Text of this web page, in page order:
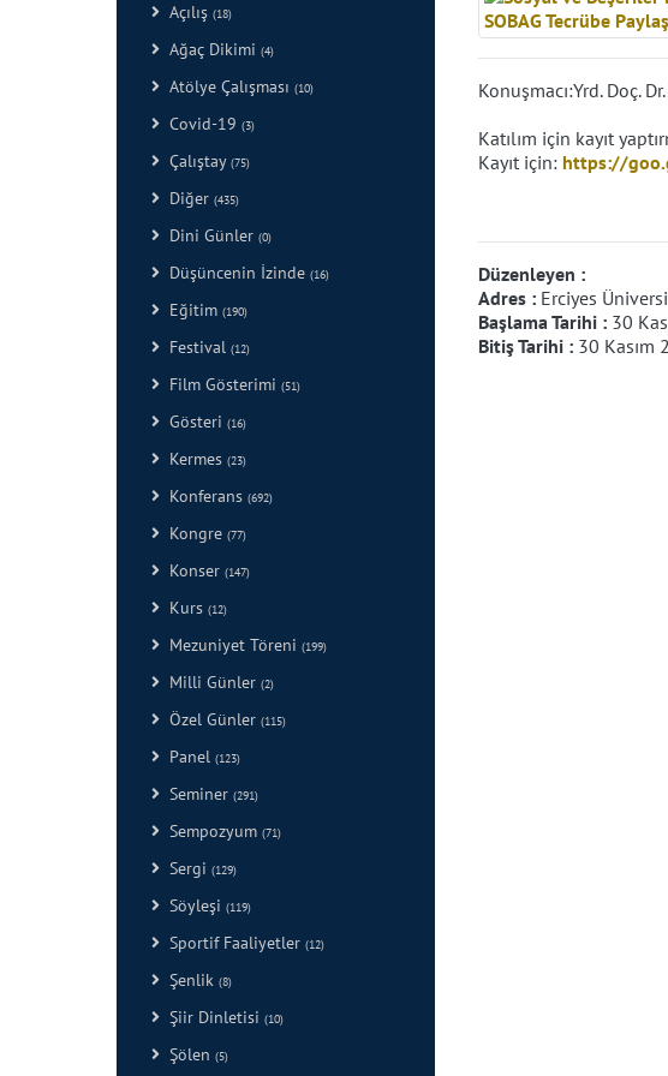
Açılış (18)
Ağaç Dikimi (4)
Atölye Çalışması (10)
Covid-19 (3)
Çalıştay (75)
Diğer (435)
Dini Günler (0)
Düşüncenin İzinde (16)
Eğitim (190)
Festival (12)
Film Gösterimi (51)
Gösteri (16)
Kermes (23)
Konferans (692)
Kongre (77)
Konser (147)
Kurs (12)
Mezuniyet Töreni (199)
Milli Günler (2)
Özel Günler (115)
Panel (123)
Seminer (291)
Sempozyum (71)
Sergi (129)
Söyleşi (119)
Sportif Faaliyetler (12)
Şenlik (8)
Şiir Dinletisi (10)
Şölen (5)
Konuşmacı:Yrd. Doç.
Katılım için kayıt
Kayıt için: https://
Düzenleyen :
Adres : Erciyes
Başlama Tarihi : 30
Bitiş Tarihi : 30 Kasım